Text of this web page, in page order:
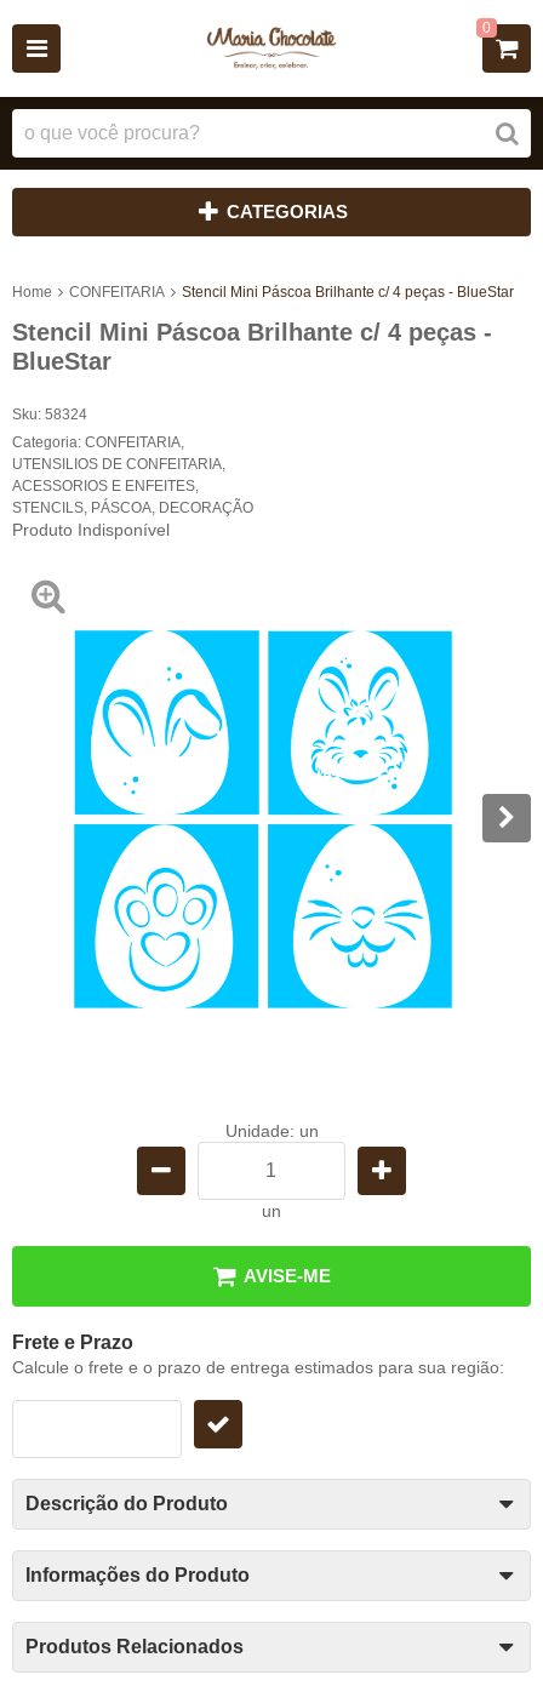
0
CATEGORIAS
Home CONFEITARIA Stencil Mini Páscoa Brilhante c/ 4 peças - BlueStar
Stencil Mini Páscoa Brilhante c/ 4 peças -
BlueStar
Sku: 58324
Categoria: CONFEITARIA
UTENSILIOS DE CONFEITARIA
ACESSORIOS E ENFEITES
STENCILS PÁSCOA DECORAÇÃO
Produto Indisponível
Unidade: un
un
AVISE-ME
Frete e Prazo
Calcule o frete e o prazo de entrega estimados para sua região:
Descrição do Produto
Informações do Produto
Produtos Relacionados